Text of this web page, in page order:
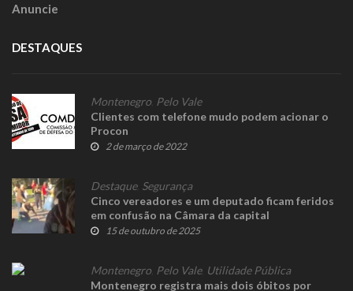
Anuncie
DESTAQUES
Montenegro Pelo Vale
Clientes com telefone mudo podem acionar o
Procon
2 de março de 2022
Destaque, Segurança
Cinco vereadores e um deputado ficam feridos
em confusão na Câmara da capital
15 de outubro de 2025
Montenegro Pelo Vale, Utilidade Pública
Montenegro registra mais dois óbitos por